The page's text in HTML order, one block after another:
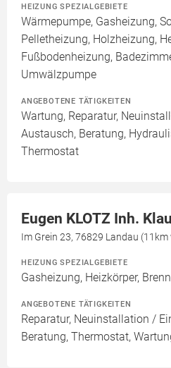
HEIZUNG SPEZIALGEBIETE
Wärmepumpe, Gasheizung,
Pelletheizung, Holzheizung,
Fußbodenheizung,
Umwälzpumpe
ANGEBOTENE TÄTIGKEITEN
Wartung, Reparatur,
Austausch, Beratung,
Thermostat
Eugen KLOTZ Inh.
Im Grein 23, 76829 Landau
HEIZUNG SPEZIALGEBIETE
Gasheizung, Heizkörper,
ANGEBOTENE TÄTIGKEITEN
Reparatur, Neuinstallation /
Beratung, Thermostat,